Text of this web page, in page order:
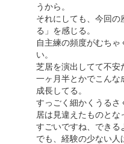
うから。
それにしても、今回
る」を感じる。
自主練の頻度がむち
い。
芝居を演出してて不安
一ヶ月半とかでこんな
成長してる。
すっごく細かくうるさ
居は見違えたものとな
すごいですね、できる
でも、経験の少ない人